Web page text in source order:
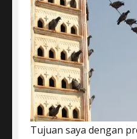
Tujuan saya dengan